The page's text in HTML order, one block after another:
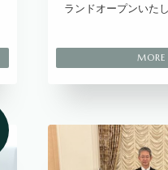
ランドオープンいた